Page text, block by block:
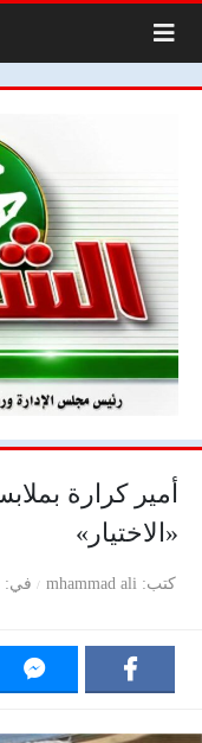
أمير كرارة
«الاختيار»
كتب mhammad ali في